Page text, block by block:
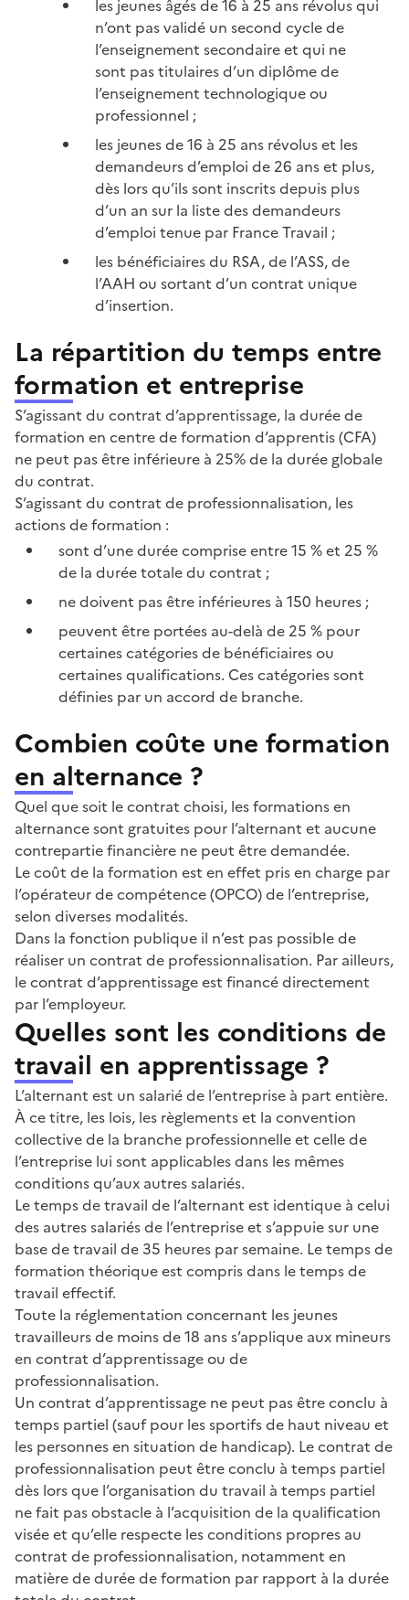
les jeunes âgés de 16 à 25 ans révolus qui
n’ont pas validé un second cycle de
l’enseignement secondaire et qui ne
sont pas titulaires d’un diplôme de
l’enseignement technologique ou
professionnel ;
les jeunes de 16 à 25 ans révolus et les
demandeurs d’emploi de 26 ans et plus,
dès lors qu’ils sont inscrits depuis plus
d’un an sur la liste des demandeurs
d’emploi tenue par France Travail ;
les bénéficiaires du RSA, de l’ASS, de
l’AAH ou sortant d’un contrat unique
d’insertion.
La répartition du temps entre
formation et entreprise
S’agissant du contrat d’apprentissage, la durée de
formation en centre de formation d’apprentis (CFA)
ne peut pas être inférieure à 25% de la durée globale
du contrat.
S’agissant du contrat de professionnalisation, les
actions de formation :
sont d’une durée comprise entre 15 % et 25 %
de la durée totale du contrat ;
ne doivent pas être inférieures à 150 heures ;
peuvent être portées au-delà de 25 % pour
certaines catégories de bénéficiaires ou
certaines qualifications. Ces catégories sont
définies par un accord de branche.
Combien coûte une formation
en alternance ?
Quel que soit le contrat choisi, les formations en
alternance sont gratuites pour l’alternant et aucune
contrepartie financière ne peut être demandée.
Le coût de la formation est en effet pris en charge par
l’opérateur de compétence (OPCO) de l’entreprise,
selon diverses modalités.
Dans la fonction publique il n’est pas possible de
réaliser un contrat de professionnalisation. Par ailleurs,
le contrat d’apprentissage est financé directement
par l’employeur.
Quelles sont les conditions de
travail en apprentissage ?
L’alternant est un salarié de l’entreprise à part entière.
À ce titre, les lois, les règlements et la convention
collective de la branche professionnelle et celle de
l’entreprise lui sont applicables dans les mêmes
conditions qu’aux autres salariés.
Le temps de travail de l’alternant est identique à celui
des autres salariés de l’entreprise et s’appuie sur une
base de travail de 35 heures par semaine. Le temps de
formation théorique est compris dans le temps de
travail effectif.
Toute la réglementation concernant les jeunes
travailleurs de moins de 18 ans s’applique aux mineurs
en contrat d’apprentissage ou de
professionnalisation.
Un contrat d’apprentissage ne peut pas être conclu à
temps partiel (sauf pour les sportifs de haut niveau et
les personnes en situation de handicap). Le contrat de
professionnalisation peut être conclu à temps partiel
dès lors que l’organisation du travail à temps partiel
ne fait pas obstacle à l’acquisition de la qualification
visée et qu’elle respecte les conditions propres au
contrat de professionnalisation, notamment en
matière de durée de formation par rapport à la durée